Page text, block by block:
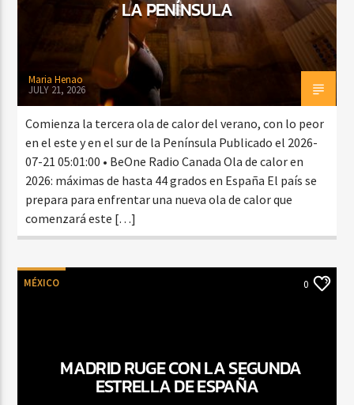
LA PENÍNSULA
Maria Henao
JULY 21, 2026
Comienza la tercera ola de calor del verano, con lo peor
en el este y en el sur de la Península Publicado el 2026-
07-21 05:01:00 • BeOne Radio Canada Ola de calor en
2026: máximas de hasta 44 grados en España El país se
prepara para enfrentar una nueva ola de calor que
comenzará este […]
MÉXICO 0
MADRID RUGE CON LA SEGUNDA
ESTRELLA DE ESPAÑA